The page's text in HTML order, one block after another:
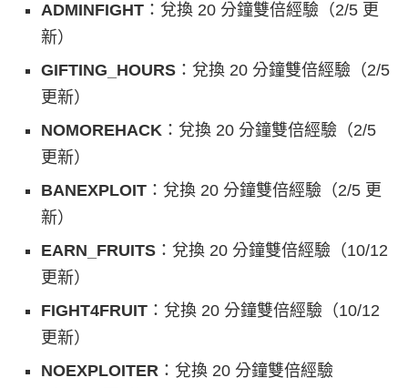
ADMINFIGHT ：兌換 20 分鐘雙倍經驗（2/5 更
新）
GIFTING_HOURS ：兌換 20 分鐘雙倍經驗（2/5
更新）
NOMOREHACK ：兌換 20 分鐘雙倍經驗（2/5
更新）
BANEXPLOIT ：兌換 20 分鐘雙倍經驗（2/5 更
新）
EARN_FRUITS ：兌換 20 分鐘雙倍經驗（10/12
更新）
FIGHT4FRUIT ：兌換 20 分鐘雙倍經驗（10/12
更新）
NOEXPLOITER ：兌換 20 分鐘雙倍經驗